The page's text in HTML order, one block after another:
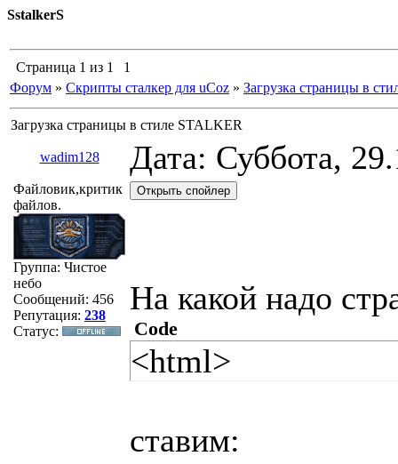
SstalkerS
Страница 1 из 1
1
Форум » Скрипты сталкер для uCoz » Загрузка страницы в
Загрузка страницы в стиле STALKER
wadim128 Дата: Суббота,
Файловик,критик
файлов.
Группа: Чистое
небо
Сообщений: 456
Репутация: 238
Статус:
На какой надо
Code
<html>
ставим: